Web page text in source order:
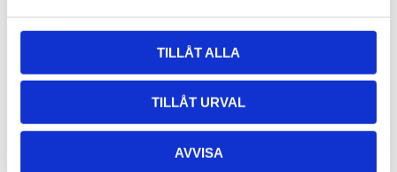
TILLÅT ALLA
TILLÅT URVAL
AVVISA